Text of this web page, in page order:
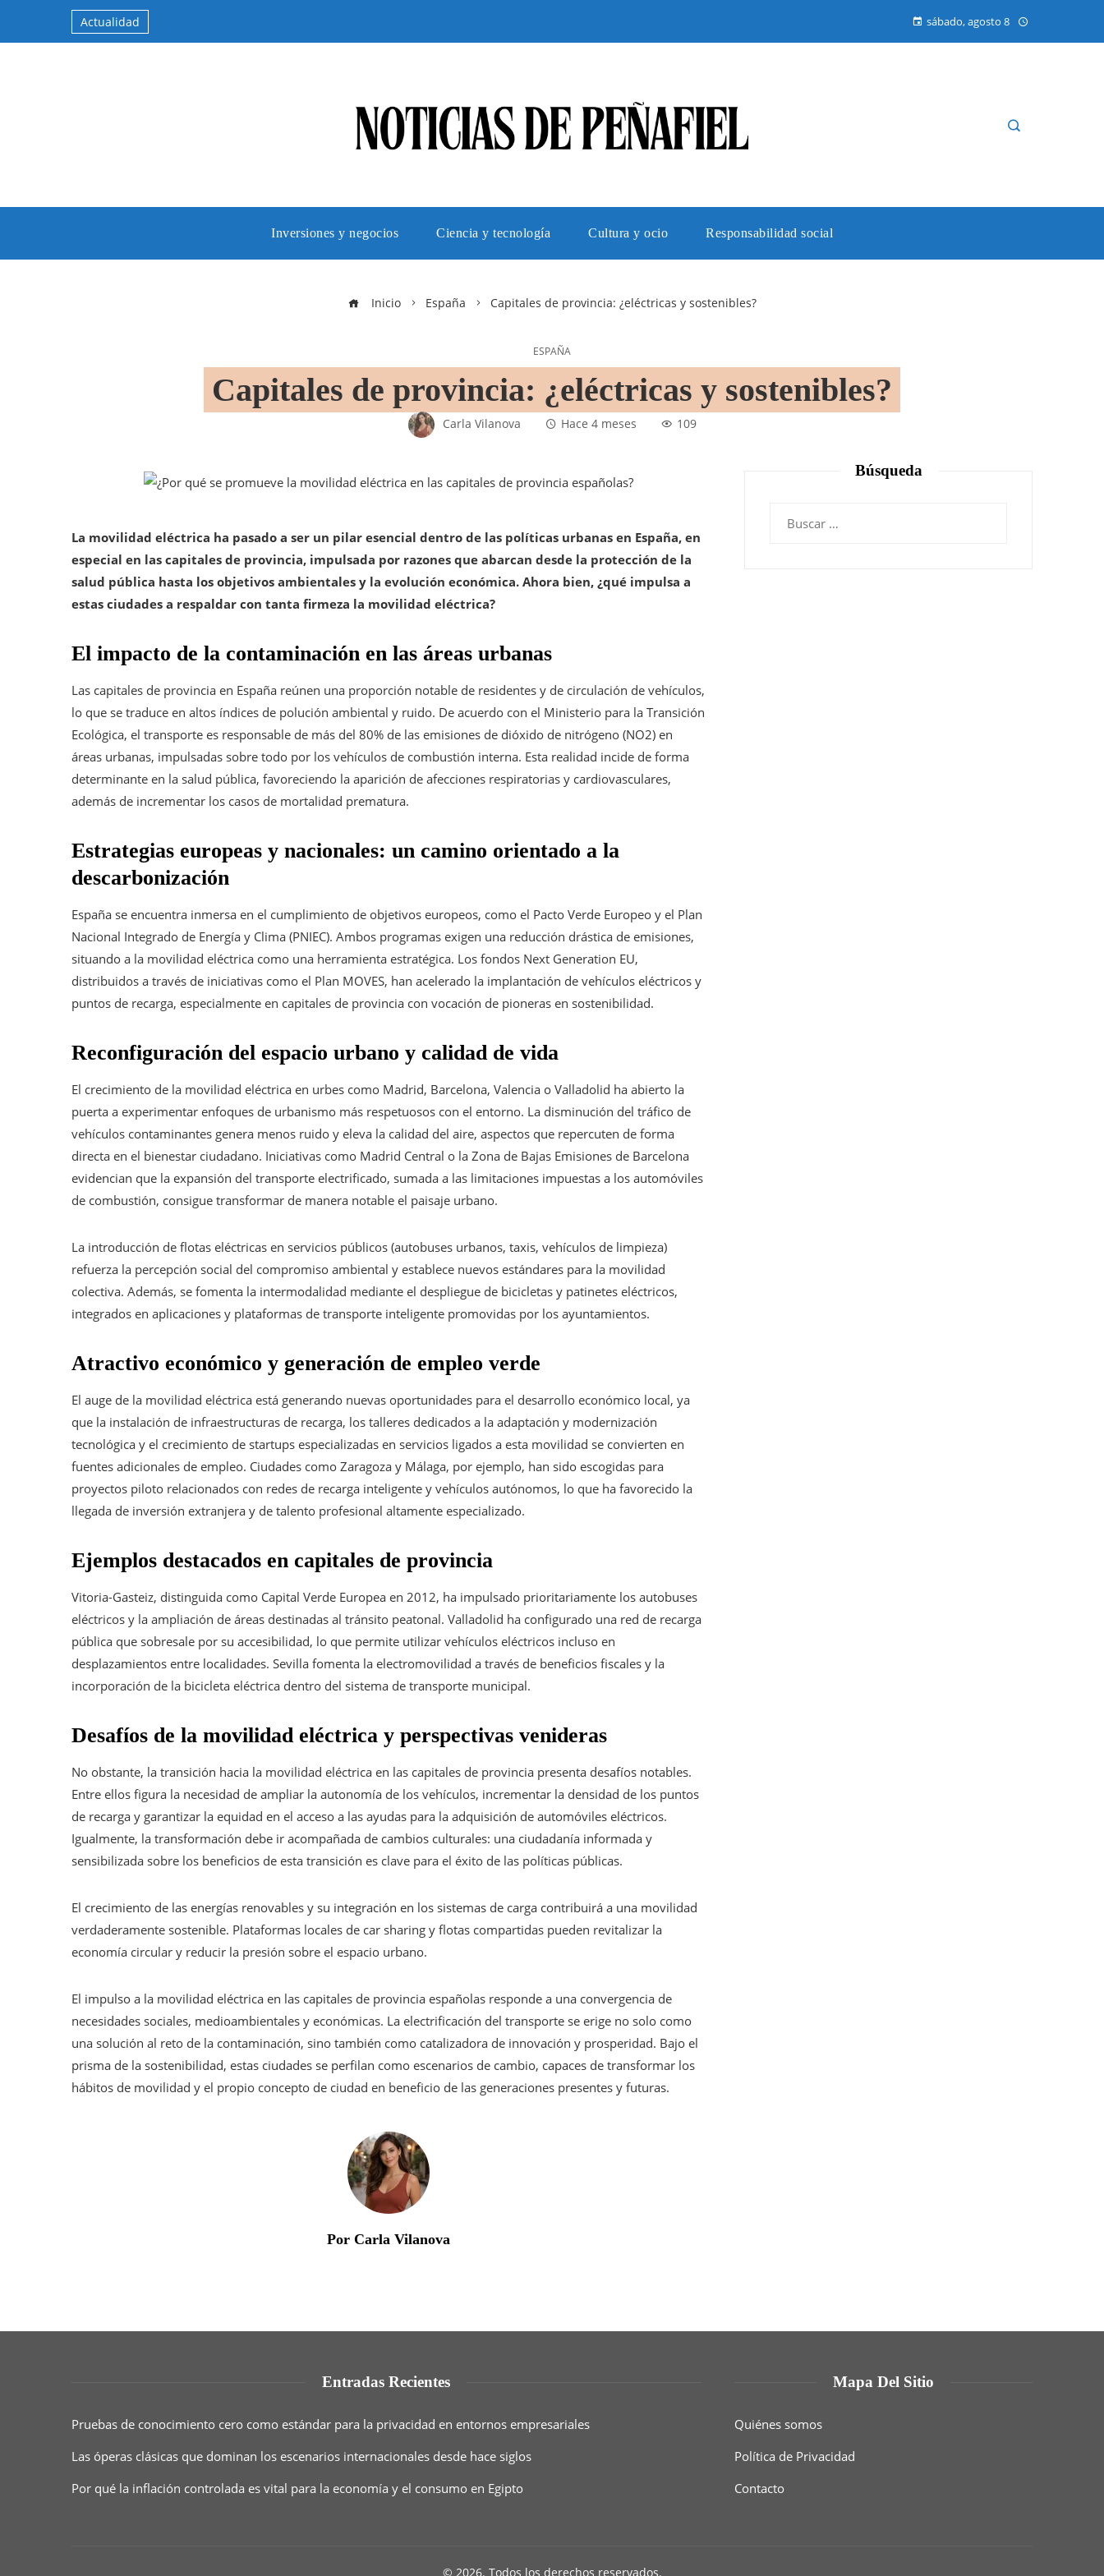
Actualidad sábado, agosto 8
Inversiones y negocios Ciencia y tecnología Cultura y ocio Responsabilidad social
Inicio España Capitales de provincia: ¿eléctricas y sostenibles?
ESPAÑA
Capitales de provincia: ¿eléctricas y sostenibles?
Carla Vilanova Hace 4 meses 109
La movilidad eléctrica ha pasado a ser un pilar esencial dentro de las políticas urbanas en España, en
especial en las capitales de provincia, impulsada por razones que abarcan desde la protección de la
salud pública hasta los objetivos ambientales y la evolución económica. Ahora bien, ¿qué impulsa a
estas ciudades a respaldar con tanta firmeza la movilidad eléctrica?
El impacto de la contaminación en las áreas urbanas
Las capitales de provincia en España reúnen una proporción notable de residentes y de circulación de vehículos,
lo que se traduce en altos índices de polución ambiental y ruido. De acuerdo con el Ministerio para la Transición
Ecológica, el transporte es responsable de más del 80% de las emisiones de dióxido de nitrógeno (NO2) en
áreas urbanas, impulsadas sobre todo por los vehículos de combustión interna. Esta realidad incide de forma
determinante en la salud pública, favoreciendo la aparición de afecciones respiratorias y cardiovasculares,
además de incrementar los casos de mortalidad prematura.
Estrategias europeas y nacionales: un camino orientado a la
descarbonización
España se encuentra inmersa en el cumplimiento de objetivos europeos, como el Pacto Verde Europeo y el Plan
Nacional Integrado de Energía y Clima (PNIEC). Ambos programas exigen una reducción drástica de emisiones,
situando a la movilidad eléctrica como una herramienta estratégica. Los fondos Next Generation EU,
distribuidos a través de iniciativas como el Plan MOVES, han acelerado la implantación de vehículos eléctricos y
puntos de recarga, especialmente en capitales de provincia con vocación de pioneras en sostenibilidad.
Reconfiguración del espacio urbano y calidad de vida
El crecimiento de la movilidad eléctrica en urbes como Madrid, Barcelona, Valencia o Valladolid ha abierto la
puerta a experimentar enfoques de urbanismo más respetuosos con el entorno. La disminución del tráfico de
vehículos contaminantes genera menos ruido y eleva la calidad del aire, aspectos que repercuten de forma
directa en el bienestar ciudadano. Iniciativas como Madrid Central o la Zona de Bajas Emisiones de Barcelona
evidencian que la expansión del transporte electrificado, sumada a las limitaciones impuestas a los automóviles
de combustión, consigue transformar de manera notable el paisaje urbano.
La introducción de flotas eléctricas en servicios públicos (autobuses urbanos, taxis, vehículos de limpieza)
refuerza la percepción social del compromiso ambiental y establece nuevos estándares para la movilidad
colectiva. Además, se fomenta la intermodalidad mediante el despliegue de bicicletas y patinetes eléctricos,
integrados en aplicaciones y plataformas de transporte inteligente promovidas por los ayuntamientos.
Atractivo económico y generación de empleo verde
El auge de la movilidad eléctrica está generando nuevas oportunidades para el desarrollo económico local, ya
que la instalación de infraestructuras de recarga, los talleres dedicados a la adaptación y modernización
tecnológica y el crecimiento de startups especializadas en servicios ligados a esta movilidad se convierten en
fuentes adicionales de empleo. Ciudades como Zaragoza y Málaga, por ejemplo, han sido escogidas para
proyectos piloto relacionados con redes de recarga inteligente y vehículos autónomos, lo que ha favorecido la
llegada de inversión extranjera y de talento profesional altamente especializado.
Ejemplos destacados en capitales de provincia
Vitoria-Gasteiz, distinguida como Capital Verde Europea en 2012, ha impulsado prioritariamente los autobuses
eléctricos y la ampliación de áreas destinadas al tránsito peatonal. Valladolid ha configurado una red de recarga
pública que sobresale por su accesibilidad, lo que permite utilizar vehículos eléctricos incluso en
desplazamientos entre localidades. Sevilla fomenta la electromovilidad a través de beneficios fiscales y la
incorporación de la bicicleta eléctrica dentro del sistema de transporte municipal.
Desafíos de la movilidad eléctrica y perspectivas venideras
No obstante, la transición hacia la movilidad eléctrica en las capitales de provincia presenta desafíos notables.
Entre ellos figura la necesidad de ampliar la autonomía de los vehículos, incrementar la densidad de los puntos
de recarga y garantizar la equidad en el acceso a las ayudas para la adquisición de automóviles eléctricos.
Igualmente, la transformación debe ir acompañada de cambios culturales: una ciudadanía informada y
sensibilizada sobre los beneficios de esta transición es clave para el éxito de las políticas públicas.
El crecimiento de las energías renovables y su integración en los sistemas de carga contribuirá a una movilidad
verdaderamente sostenible. Plataformas locales de car sharing y flotas compartidas pueden revitalizar la
economía circular y reducir la presión sobre el espacio urbano.
El impulso a la movilidad eléctrica en las capitales de provincia españolas responde a una convergencia de
necesidades sociales, medioambientales y económicas. La electrificación del transporte se erige no solo como
una solución al reto de la contaminación, sino también como catalizadora de innovación y prosperidad. Bajo el
prisma de la sostenibilidad, estas ciudades se perfilan como escenarios de cambio, capaces de transformar los
hábitos de movilidad y el propio concepto de ciudad en beneficio de las generaciones presentes y futuras.
Por Carla Vilanova
Búsqueda
Entradas Recientes
Pruebas de conocimiento cero como estándar para la privacidad en entornos empresariales
Las óperas clásicas que dominan los escenarios internacionales desde hace siglos
Por qué la inflación controlada es vital para la economía y el consumo en Egipto
Mapa Del Sitio
Quiénes somos
Política de Privacidad
Contacto